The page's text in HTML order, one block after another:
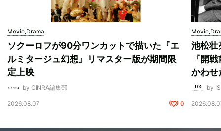
Movie,Drama
ソクーロフが90分ワンカットで描いた『エ
ルミタージュ幻想』リマスター版が期間限
定上映
by CINRA編集部
2026.08.07 0
池松壮
『開
かわせ
by